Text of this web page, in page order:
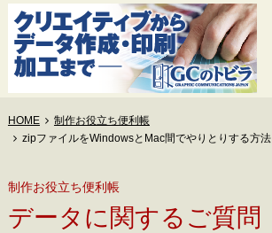
HOME
制作お役立ち便利帳
zipファイルをWindowsとMac間でやりとりする方法
制作お役立ち便利帳
データに関するご質問